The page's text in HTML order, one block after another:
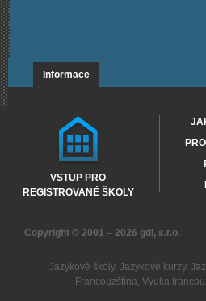
Informace
VSTUP PRO
REGISTROVANÉ ŠKOLY
Copyright © 2001 – 2026 gdi, s.r.o.
Jazykové školy, Jazykové kurzy,
Francouzština,Výuka